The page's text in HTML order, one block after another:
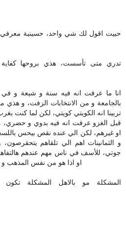
حبيت اقول لك شي واحد، حسينية
تدري متى تأسست، هذي بروحها
انا ما عرفت انه فيه سنة و شيعة و في
بالجامعة و من الانتخابات الزفت، و هذي
تربينا انه الكويتي كويتي، لكن لما كنت
قبل الغزو عرفت انه فيه بدوي و حضري،
او غيرهم، لكن الي عنده نقص بيحس
و الثمانينات اهم الي تلقاهم
جوتي، للأسف في ناس مهم عندهم
او اذا هو من نفس المذهب
المشكلة مو بالاهل المشكلة تكون